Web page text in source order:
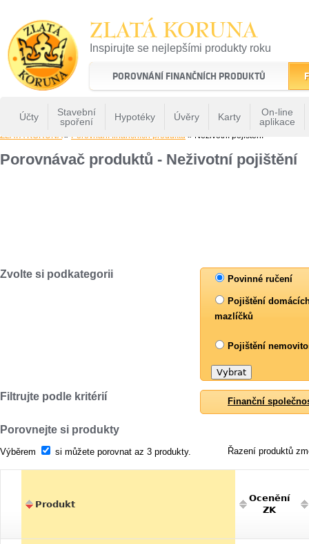
ZLATÁ KORUNA
Inspirujte se nejlepšími produkty roku
22 let tradice a kvality na finančním trhu
POROVNÁNÍ FINANČNÍCH PRODUKTŮ
Účty
Stavební
spoření
Hypotéky Úvěry Karty
On-line
aplikace
ZLATÁ KORUNA» Porovnání finančních produktů » Neživotní pojištění
Porovnávač produktů - Neživotní pojištění
Zvolte si podkategorii Povinné ručení
Pojištění
mazlíčků
Pojištění
Filtrujte podle kritérií Finanční
Porovnejte si produkty
Řazení produktů
Výběrem si můžete porovnat az 3 produkty.
Produkt
Ocenění
ZK